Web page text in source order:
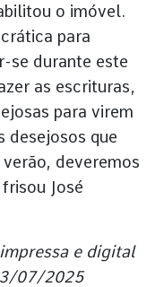
o imóvel.
para
se durante este
as escrituras,
para virem
desejosos que
deveremos
José
e digital
07/2025